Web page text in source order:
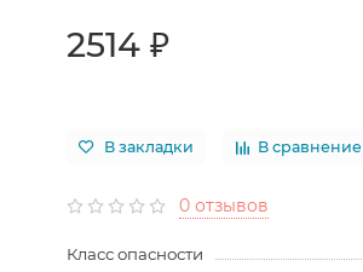
2514 ₽
В закладки В сравнение
0 отзывов
Класс опасности